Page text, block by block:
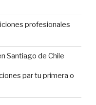
profesionales
Santiago de Chile
par tu primera o